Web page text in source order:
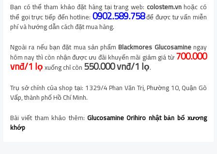
Bạn có thể tham khảo đặt hàng tại trang web: colostem.vnhoặc có
thể gọi trực tiếp đến hotline:0902.589.758để được tư vấn miễn
phí và hướng dẫn cách đặt mua hàng.
Ngoài ra nếu bạn đặt mua sản phẩmBlackmores Glucosaminengay
hôm nay thì còn nhận được ưu đãi khuyến mãi giảm giá từ700.000
vnđ/1 lọxuống chỉ còn550.000 vnđ/1 lọ.
Trụ sở chính của shop tại: 1329/4 Phan Văn Trị, Phường 10, Quận Gò
Vấp, thành phố Hồ Chí Minh.
Bài viết tham khảo thêm: Glucosamine Orihiro nhật bản bổ xương
khớp